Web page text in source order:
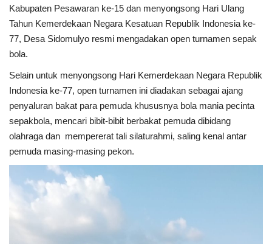
Kesehatan
Layanan Publik
Perempuan/Anak
Kabupaten Pesawaran ke-15 dan menyongsong Hari Ulang
Tahun Kemerdekaan Negara Kesatuan Republik Indonesia ke-
77, Desa Sidomulyo resmi mengadakan open turnamen sepak
bola.
Selain untuk menyongsong Hari Kemerdekaan Negara Republik
Indonesia ke-77, open turnamen ini diadakan sebagai ajang
penyaluran bakat para pemuda khususnya bola mania pecinta
sepakbola, mencari bibit-bibit berbakat pemuda dibidang
olahraga dan mempererat tali silaturahmi, saling kenal antar
pemuda masing-masing pekon.